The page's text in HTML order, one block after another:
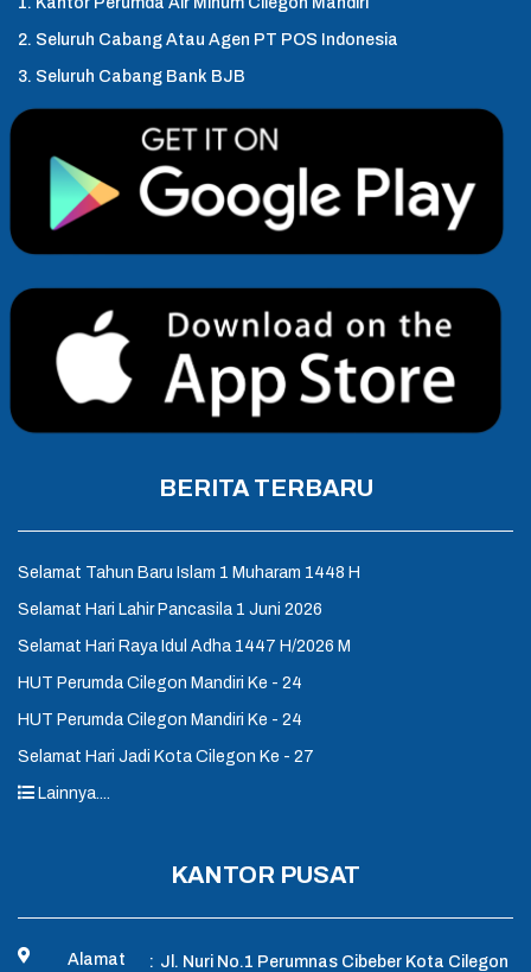
2. Seluruh Cabang Atau Agen PT POS Indonesia
3. Seluruh Cabang Bank BJB
BERITA TERBARU
Selamat Tahun Baru Islam 1 Muharam 1448 H
Selamat Hari Lahir Pancasila 1 Juni 2026
Selamat Hari Raya Idul Adha 1447 H/2026 M
HUT Perumda Cilegon Mandiri Ke - 24
HUT Perumda Cilegon Mandiri Ke - 24
Selamat Hari Jadi Kota Cilegon Ke - 27
Lainnya....
KANTOR PUSAT
Alamat : Jl. Nuri No.1 Perumnas Cibeber Kota Cilegon